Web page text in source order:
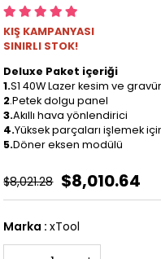
KIŞ KAMPANYASI
SINIRLI STOK!
Deluxe Paket içeriği
1.S1 40W Lazer kesim ve
2.Petek dolgu panel
3.Akıllı hava yönlendirici
4.Yüksek parçaları işlemek
5.Döner eksen modülü
$8,021.28 $8,010.64
Marka : xTool